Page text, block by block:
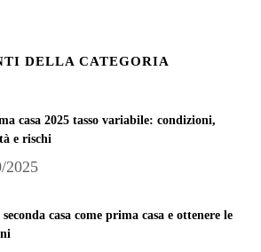
DELLA CATEGORIA
casa 2025 tasso variabile: condizioni,
e rischi
2025
casa come prima casa e ottenere le